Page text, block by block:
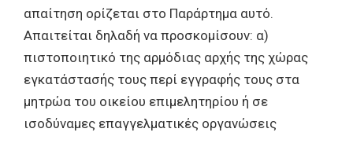
απαίτηση ορίζεται στο Παράρτημα αυτό.
Απαιτείται δηλαδή να προσκομίσουν: α)
πιστοποιητικό της αρμόδιας αρχής της χώρας
εγκατάστασής τους περί εγγραφής τους στα
μητρώα του οικείου επιμελητηρίου ή σε
ισοδύναμες επαγγελματικές οργανώσεις